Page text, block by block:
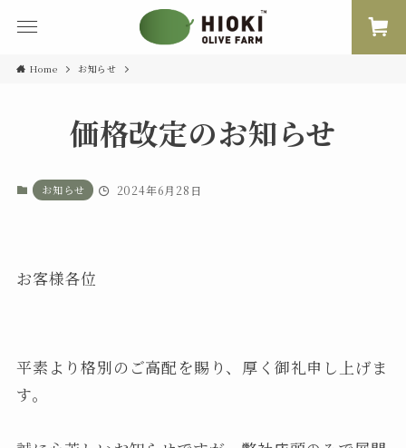
Home お知らせ
価格改定のお知らせ
お知らせ 2024年6月28日
お客様各位
平素より格別のご高配を賜り、厚く御礼申し上げま
す。